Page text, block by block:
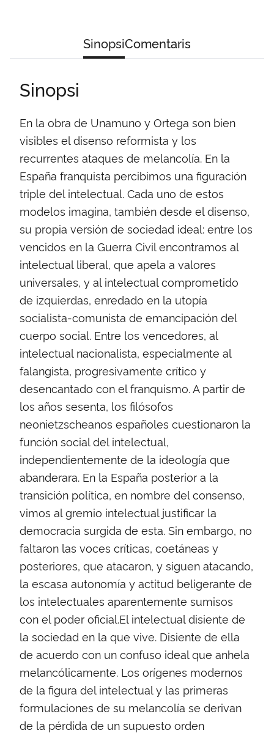
SinopsiComentaris
Sinopsi
En la obra de Unamuno y Ortega son bien
visibles el disenso reformista y los
recurrentes ataques de melancolía. En la
España franquista percibimos una figuración
triple del intelectual. Cada uno de estos
modelos imagina, también desde el disenso,
su propia versión de sociedad ideal: entre los
vencidos en la Guerra Civil encontramos al
intelectual liberal, que apela a valores
universales, y al intelectual comprometido
de izquierdas, enredado en la utopía
socialista-comunista de emancipación del
cuerpo social. Entre los vencedores, al
intelectual nacionalista, especialmente al
falangista, progresivamente crítico y
desencantado con el franquismo. A partir de
los años sesenta, los filósofos
neonietzscheanos españoles cuestionaron la
función social del intelectual,
independientemente de la ideología que
abanderara. En la España posterior a la
transición política, en nombre del consenso,
vimos al gremio intelectual justificar la
democracia surgida de esta. Sin embargo, no
faltaron las voces críticas, coetáneas y
posteriores, que atacaron, y siguen atacando,
la escasa autonomía y actitud beligerante de
los intelectuales aparentemente sumisos
con el poder oficial.El intelectual disiente de
la sociedad en la que vive. Disiente de ella
de acuerdo con un confuso ideal que anhela
melancólicamente. Los orígenes modernos
de la figura del intelectual y las primeras
formulaciones de su melancolía se derivan
de la pérdida de un supuesto orden